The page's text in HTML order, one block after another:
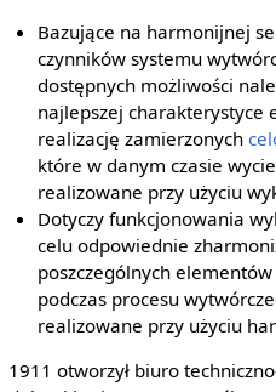
Bazujące na harmonijnej
czynników systemu
dostępnych możliwości
najlepszej charakterystyce
realizację zamierzonych
które w danym czasie
realizowane przy użyciu
Dotyczy funkcjonowania
celu odpowiednie
poszczególnych
podczas procesu
realizowane przy użyciu
1911 otworzył biuro